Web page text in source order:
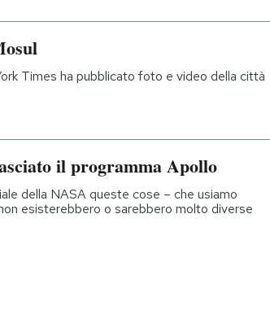
Times ha pubblicato foto e video della città
il programma Apollo
della NASA queste cose – che usiamo
esisterebbero o sarebbero molto diverse